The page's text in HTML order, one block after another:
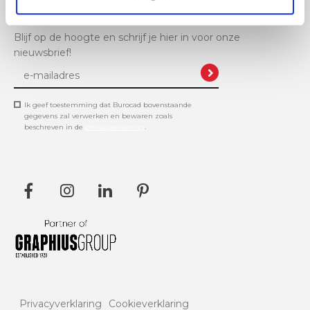
Blijf op de hoogte en schrijf je hier in voor onze
nieuwsbrief!
Ik geef toestemming dat Burocad bovenstaande
gegevens zal verwerken en bewaren zoals
beschreven in de
Privacyverklaring Cookieverklaring